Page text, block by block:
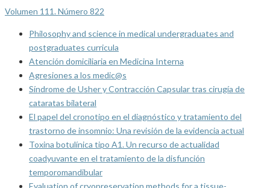
Volumen 111. Número 822
Philosophy and science in medical undergraduates and
postgraduates curricula
Atención domiciliaria en Medicina Interna
Agresiones a los medic@s
Síndrome de Usher y Contracción Capsular tras cirugía de
cataratas bilateral
El papel del cronotipo en el diagnóstico y tratamiento del
trastorno de insomnio: Una revisión de la evidencia actual
Toxina botulínica tipo A1. Un recurso de actualidad
coadyuvante en el tratamiento de la disfunción
temporomandibular
Evaluation of cryopreservation methods for a tissue-